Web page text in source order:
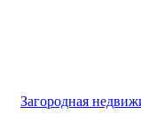
Загородная